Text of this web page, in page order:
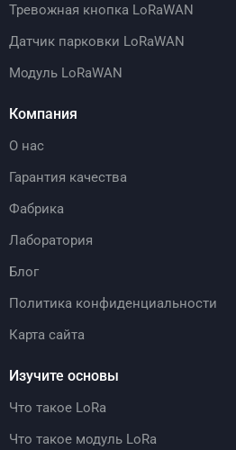
Тревожная кнопка LoRaWAN
Датчик парковки LoRaWAN
Модуль LoRaWAN
Компания
О нас
Гарантия качества
Фабрика
Лаборатория
Блог
Политика конфиденциальности
Карта сайта
Изучите основы
Что такое LoRa
Что такое модуль LoRa